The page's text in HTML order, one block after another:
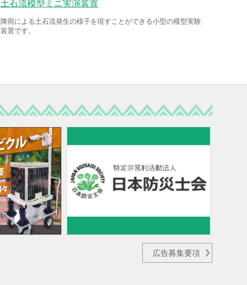
降雨による土石流発生の様子を現すことができる小型の模型実験
装置です。
広告募集要項